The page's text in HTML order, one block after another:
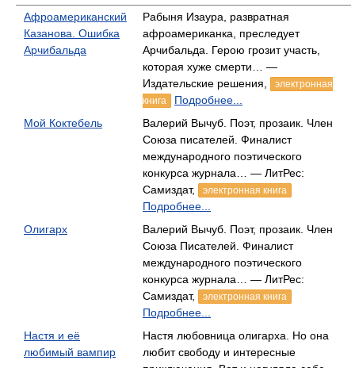
Афроамериканский
Казанова. Ошибка
Арчибальда
Рабыня Изаура, развратная
афроамериканка, преследует
Арчибальда. Герою грозит участь,
которая хуже смерти… —
Издательские решения,
электронная
книга
Подробнее...
Мой Коктебель
Валерий Вычуб. Поэт, прозаик. Член
Союза писателей. Финалист
международного поэтического
конкурса журнала… — ЛитРес:
Самиздат,
электронная книга
Подробнее...
Олигарх
Валерий Вычуб. Поэт, прозаик. Член
Союза Писателей. Финалист
международного поэтического
конкурса журнала… — ЛитРес:
Самиздат,
электронная книга
Подробнее...
Настя и её
любимый вампир
Настя любовница олигарха. Но она
любит свободу и интересные